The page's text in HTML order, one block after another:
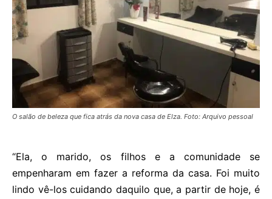
O salão de beleza que fica atrás da nova casa de Elza. Foto: Arquivo pessoal
“Ela, o marido, os filhos e a comunidade se
empenharam em fazer a reforma da casa. Foi muito
lindo vê-los cuidando daquilo que, a partir de hoje, é